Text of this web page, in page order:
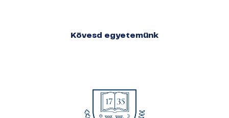
Kövesd egyetemünk